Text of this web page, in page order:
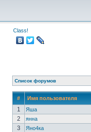
Class!
Список форумов
# Имя пользователя
1 Яша
2
янна
3
Яно4ка